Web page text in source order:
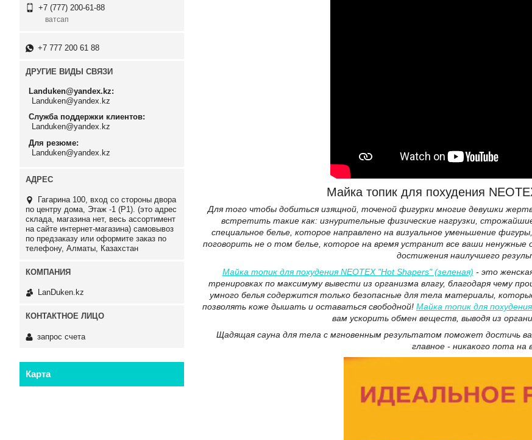
Майка топик для похудения
Для того чтобы добиться изящной, точеной фигурки многие девушки
встретить такие как: изнурительные физические нагрузки,
специальное белье, которое направлено на визуальное уменьшение
поговорить не о том белье, которое на время устранит все ваши
достижения наилучшего
Майка топик для похудения NEOTEX "Hot Shapers" (зеленая) - это
тренировках по максимуму вывести из организма влагу, благодаря чему
умного белья содержится только безопасные для тела материалы,
позволять коже дышать и оставаться свободной! Майка топик для
вам ускорить обмен веществ, выводя из
Щадящая сауна для тела с мгновенным результатом поможет достичь
главное - никакого пота на
+7 (777) 200-61-88
ватсап
+7 777 200 61 88
ДРУГИЕ ВИДЫ СВЯЗИ
Landuken@yandex.kz
Landuken@yandex.kz
Служба поддержки клиентов
Landuken@yandex.kz
Для резюме
Landuken@yandex.kz
Гагарина 100, вход со стороны двора
по центру дома, Этаж -1 (P1). (это адрес
склада, магазина нет, весь ассортимент
на сайте интернет-магазина) самовывоз
по предзаказу или оформите заказ по
телефону, Алматы, Казахстан
LanDuken.kz
запрос счета
Карта